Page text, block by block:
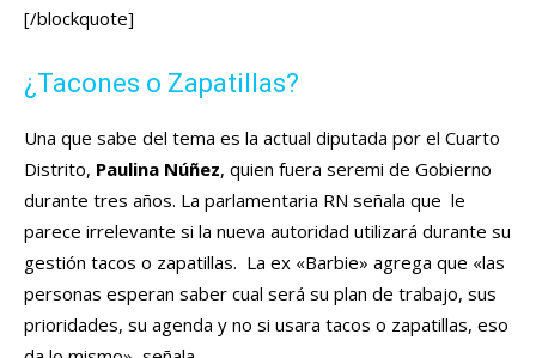
[/blockquote]
¿Tacones o Zapatillas?
Una que sabe del tema es la actual diputada por el Cuarto
Distrito, Paulina Núñez, quien fuera seremi de Gobierno
durante tres años. La parlamentaria RN señala que le
parece irrelevante si la nueva autoridad utilizará durante su
gestión tacos o zapatillas. La ex «Barbie» agrega que «las
personas esperan saber cual será su plan de trabajo, sus
prioridades, su agenda y no si usara tacos o zapatillas, eso